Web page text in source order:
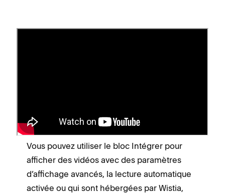
d’intégration. Pour ajouter un autre type de
code à votre site, utilisez les
Vous pouvez utiliser le bloc Intégrer pour
afficher des vidéos avec des paramètres
d’affichage avancés, la lecture automatique
activée ou qui sont hébergées par Wistia,